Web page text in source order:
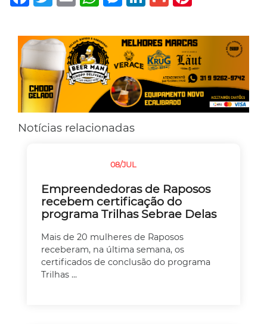
Notícias relacionadas
08/JUL
Empreendedoras de Raposos
recebem certificação do
programa Trilhas Sebrae Delas
Mais de 20 mulheres de Raposos
receberam, na última semana, os
certificados de conclusão do programa
Trilhas ...